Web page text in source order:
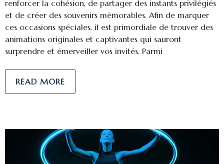
renforcer la cohésion, de partager des instants privilégiés
et de créer des souvenirs mémorables. Afin de marquer
ces occasions spéciales, il est primordiale de trouver des
animations originales et captivantes qui sauront
surprendre et émerveiller vos invités. Parmi
READ MORE